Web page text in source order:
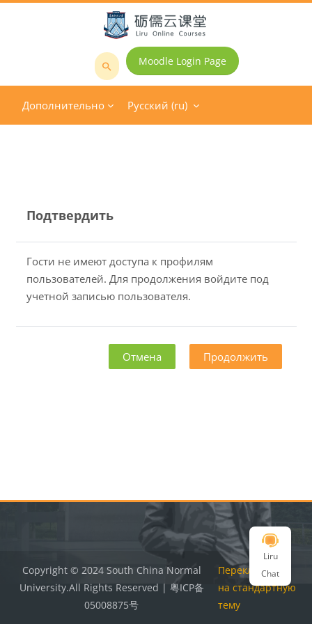
Перейти к основному содержанию
Поиск
Moodle Login Page
Дополнительно Русский ‎(ru)‎
Подтвердить
Гости не имеют доступа к профилям
пользователей. Для продолжения войдите под
учетной записью пользователя.
Отмена Продолжить
Liru
Chat
Copyright © 2024 South China Normal
University.All Rights Reserved | 粤ICP备
05008875号
Переключить
на стандартную
тему